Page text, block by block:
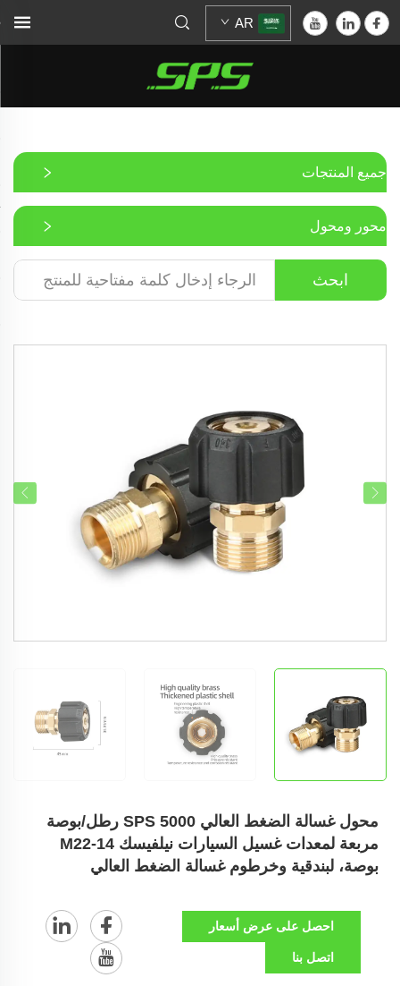
AR
جميع المنتجات
محور ومحول
ابحث
محول غسالة الضغط العالي SPS 5000 رطل/بوصة
مربعة لمعدات غسيل السيارات نيلفيسك M22-14
بوصة، لبندقية وخرطوم غسالة الضغط العالي
احصل على عرض أسعار
اتصل بنا